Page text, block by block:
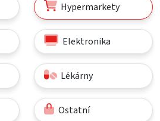
Hypermarkety
Elektronika
Lékárny
Ostatní